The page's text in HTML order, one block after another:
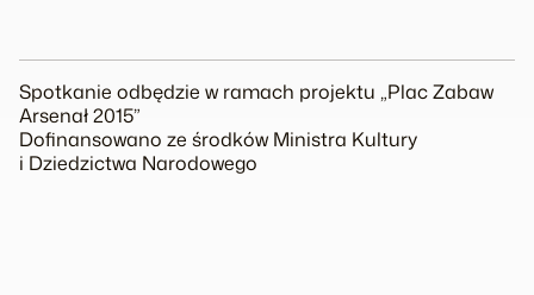
Spotkanie odbędzie w ramach projektu „Plac Zabaw
Arsenał 2015”
Dofinansowano ze środków Ministra Kultury
i Dziedzictwa Narodowego